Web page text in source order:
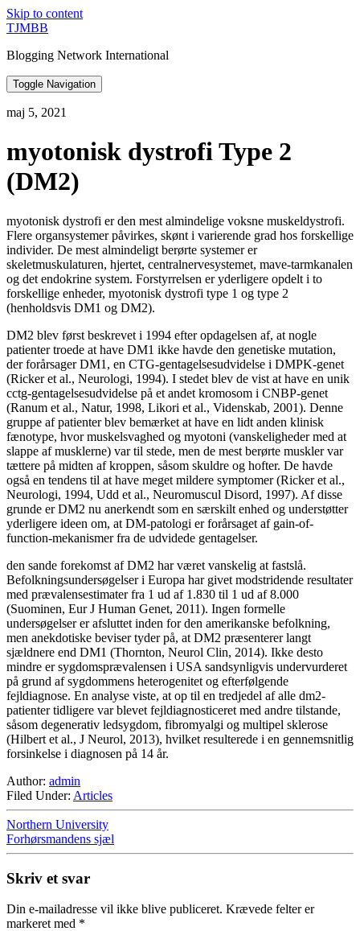
Skip to content
TJMBB
Blogging Network International
Toggle Navigation
maj 5, 2021
myotonisk dystrofi Type 2
(DM2)
myotonisk dystrofi er den mest almindelige voksne muskeldystrofi.
Flere organsystemer påvirkes, skønt i varierende grad hos forskellige
individer. De mest almindeligt berørte systemer er
skeletmuskulaturen, hjertet, centralnervesystemet, mave-tarmkanalen
og det endokrine system. Forstyrrelsen er yderligere opdelt i to
forskellige enheder, myotonisk dystrofi type 1 og type 2
(henholdsvis DM1 og DM2).
DM2 blev først beskrevet i 1994 efter opdagelsen af, at nogle
patienter troede at have DM1 ikke havde den genetiske mutation,
der forårsager DM1, en CTG-gentagelsesudvidelse i DMPK-genet
(Ricker et al., Neurologi, 1994). I stedet blev de vist at have en unik
cctg-gentagelsesudvidelse på et andet kromosom i CNBP-genet
(Ranum et al., Natur, 1998, Likori et al., Videnskab, 2001). Denne
gruppe af patienter blev bemærket at have en lidt anden klinisk
fænotype, hvor muskelsvaghed og myotoni (vanskeligheder med at
slappe af musklerne) var til stede, men de mest berørte muskler var
tættere på midten af kroppen, såsom skuldre og hofter. De havde
også en tendens til at have meget mildere symptomer (Ricker et al.,
Neurologi, 1994, Udd et al., Neuromuscul Disord, 1997). Af disse
grunde er DM2 nu anerkendt som en særskilt enhed og understøtter
yderligere ideen om, at DM-patologi er forårsaget af gain-of-
function-mekanismer fra de udvidede gentagelser.
den sande forekomst af DM2 har været vanskelig at fastslå.
Befolkningsundersøgelser i Europa har givet modstridende resultater
med prævalensestimater fra 1 ud af 1.830 til 1 ud af 8.000
(Suominen, Eur J Human Genet, 2011). Ingen formelle
undersøgelser er afsluttet inden for den amerikanske befolkning,
men anekdotiske beviser tyder på, at DM2 præsenterer langt
sjældnere end DM1 (Thornton, Neurol Clin, 2014). Ikke desto
mindre er sygdomsprævalensen i USA sandsynligvis undervurderet
på grund af sygdommens heterogenitet og efterfølgende
fejldiagnose. En analyse viste, at op til en tredjedel af alle dm2-
patienter tidligere var blevet fejldiagnosticeret med andre tilstande,
såsom degenerativ ledsygdom, fibromyalgi og multipel sklerose
(Hilbert et al., J Neurol, 2013), hvilket resulterede i en gennemsnitlig
forsinkelse i diagnosen på 14 år.
Author: admin
Filed Under: Articles
Northern University
Forhørsmandens sjæl
Skriv et svar
Din e-mailadresse vil ikke blive publiceret. Krævede felter er
markeret med *